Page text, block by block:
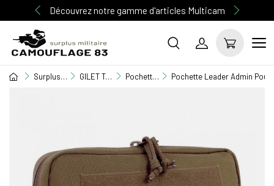
Découvrez notre gamme d'articles Multicam
Surplus Militaire GILET TACTIQUE / EQUIPEMENT Pochettes M.O.L.L.E Pochette Leader Admin